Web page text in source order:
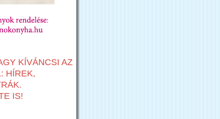
KÍVÁNCSI AZ
HÍREK,
IS!